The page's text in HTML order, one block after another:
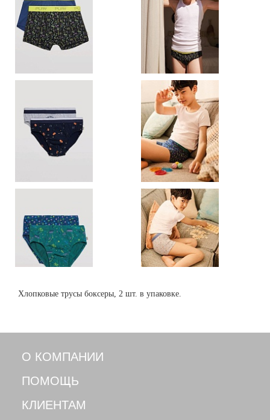
Хлопковые трусы боксеры, 2 шт. в упаковке.
О КОМПАНИИ
ПОМОЩЬ
КЛИЕНТАМ